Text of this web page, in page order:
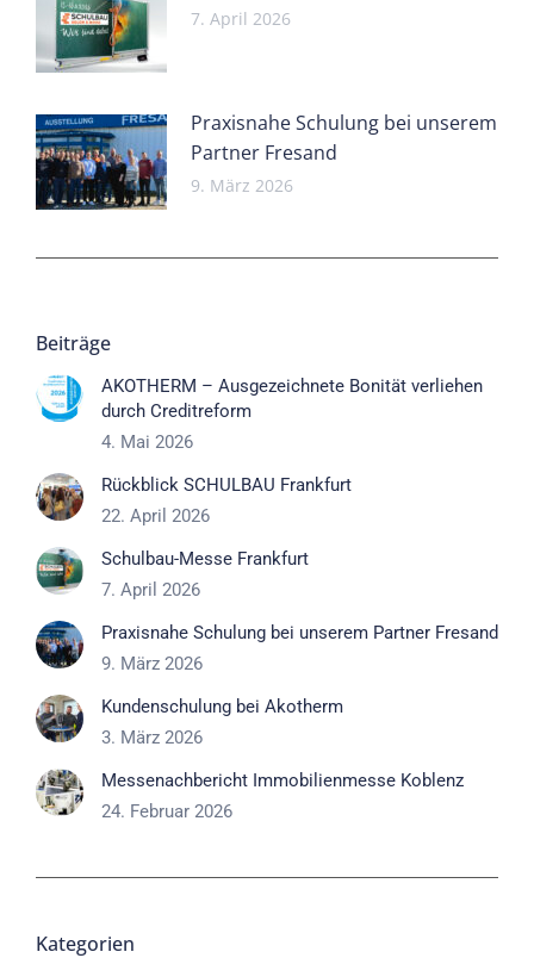
7. April 2026
Praxisnahe Schulung bei unserem
Partner Fresand
9. März 2026
Beiträge
AKOTHERM – Ausgezeichnete Bonität verliehen
durch Creditreform
4. Mai 2026
Rückblick SCHULBAU Frankfurt
22. April 2026
Schulbau-Messe Frankfurt
7. April 2026
Praxisnahe Schulung bei unserem Partner Fresand
9. März 2026
Kundenschulung bei Akotherm
3. März 2026
Messenachbericht Immobilienmesse Koblenz
24. Februar 2026
Kategorien